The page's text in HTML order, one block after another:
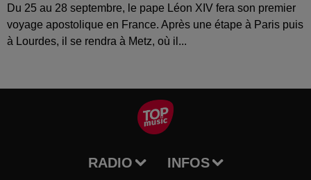
Du 25 au 28 septembre, le pape Léon XIV fera son premier
voyage apostolique en France. Après une étape à Paris puis
à Lourdes, il se rendra à Metz, où il...
RADIO INFOS